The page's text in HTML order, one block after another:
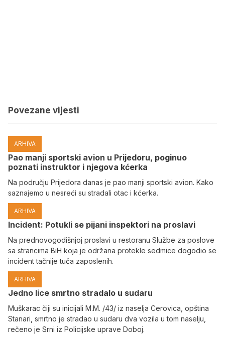
Povezane vijesti
ARHIVA
Pao manji sportski avion u Prijedoru, poginuo
poznati instruktor i njegova kćerka
Na području Prijedora danas je pao manji sportski avion. Kako
saznajemo u nesreći su stradali otac i kćerka.
ARHIVA
Incident: Potukli se pijani inspektori na proslavi
Na prednovogodišnjoj proslavi u restoranu Službe za poslove
sa strancima BiH koja je održana protekle sedmice dogodio se
incident tačnije tuča zaposlenih.
ARHIVA
Јedno lice smrtno stradalo u sudaru
Muškarac čiji su inicijali M.M. /43/ iz naselja Cerovica, opština
Stanari, smrtno je stradao u sudaru dva vozila u tom naselju,
rečeno je Srni iz Policijske uprave Doboj.